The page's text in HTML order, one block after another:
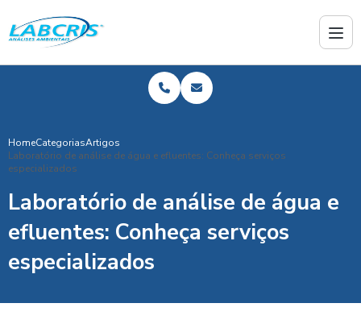
HomeCategoriasArtigos
Laboratório de análise de água e efluentes: Conheça serviços
especializados
Laboratório de análise de água e
efluentes: Conheça serviços
especializados